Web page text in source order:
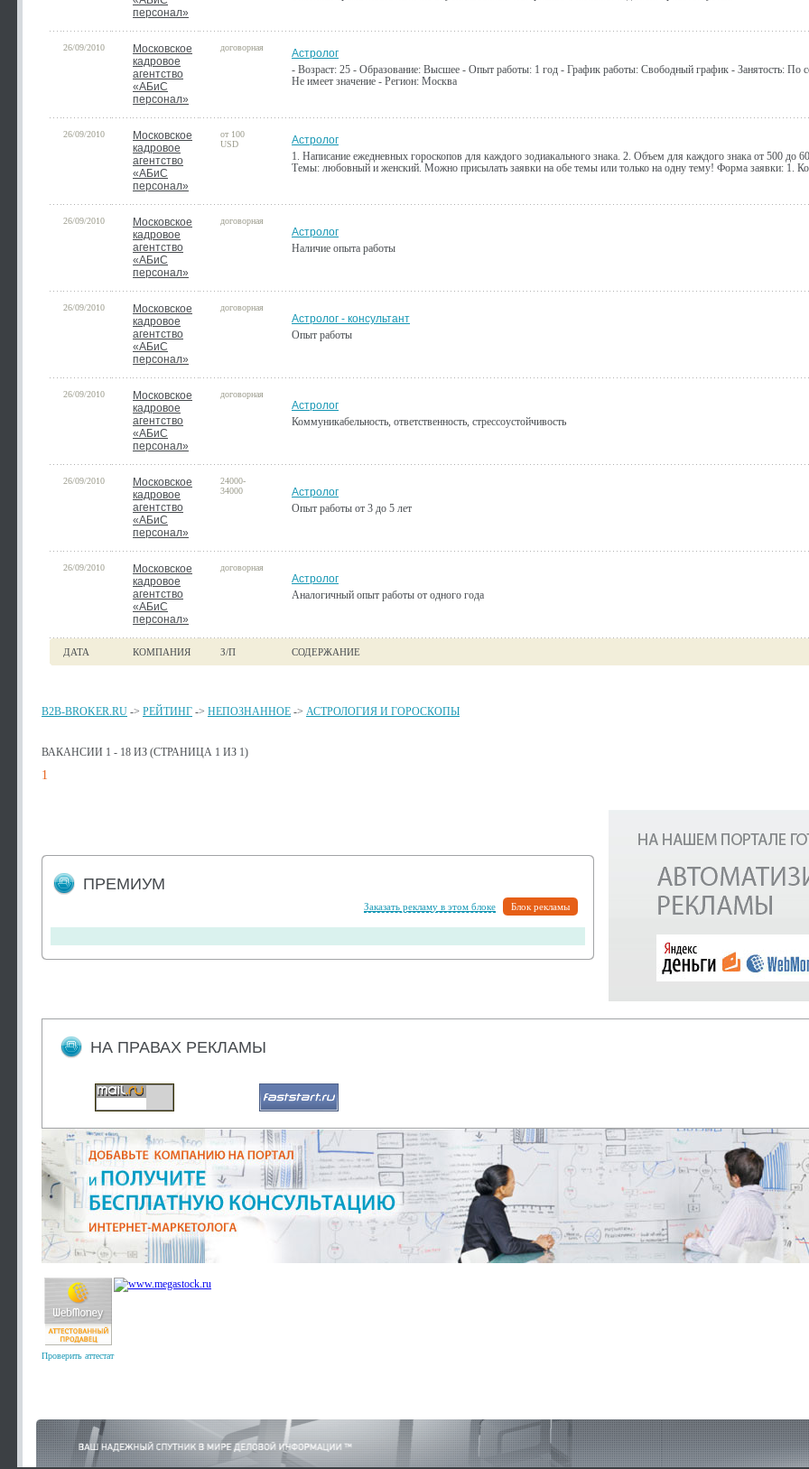
персонал»
26/09/2010
Московское
кадровое
агентство
«АБиС
персонал»
договорная
Астролог
- Возраст: 25 - Образование: Высшее - Опыт работы: 1 год - График работы: Свободный график - Занятость: По
Не имеет значение - Регион: Москва
26/09/2010
Московское
кадровое
агентство
«АБиС
персонал»
от 100
USD
Астролог
1. Написание ежедневных гороскопов для каждого зодиакального знака. 2. Объем для каждого знака от 500 до
Темы: любовный и женский. Можно присылать заявки на обе темы или только на одну тему! Форма заявки: 1.
26/09/2010
Московское
кадровое
агентство
«АБиС
персонал»
договорная
Астролог
Наличие опыта работы
26/09/2010
Московское
кадровое
агентство
«АБиС
персонал»
договорная
Астролог - консультант
Опыт работы
26/09/2010
Московское
кадровое
агентство
«АБиС
персонал»
договорная
Астролог
Коммуникабельность, ответственность, стрессоустойчивость
26/09/2010
Московское
кадровое
агентство
«АБиС
персонал»
24000-
34000
Астролог
Опыт работы от 3 до 5 лет
26/09/2010
Московское
кадровое
агентство
«АБиС
персонал»
договорная
Астролог
Аналогичный опыт работы от одного года
ДАТА КОМПАНИЯ З/П СОДЕРЖАНИЕ
B2B-BROKER.RU -> РЕЙТИНГ -> НЕПОЗНАННОЕ -> АСТРОЛОГИЯ И ГОРОСКОПЫ
ВАКАНСИИ 1 - 18 ИЗ (СТРАНИЦА 1 ИЗ 1)
1
ПРЕМИУМ
Заказать рекламу в этом блоке Блок рекламы
НА ПРАВАХ РЕКЛАМЫ
Проверить аттестат